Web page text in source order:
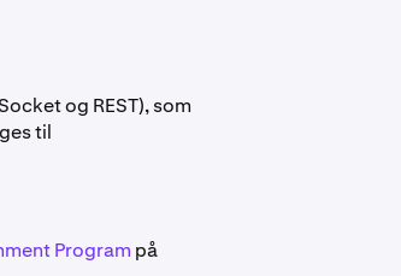
og REST), som
til
Program på